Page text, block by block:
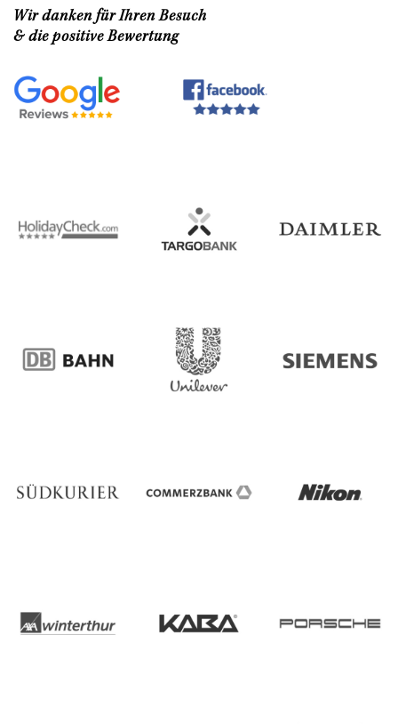
Wir danken für Ihren Besuch
& die positive Bewertung